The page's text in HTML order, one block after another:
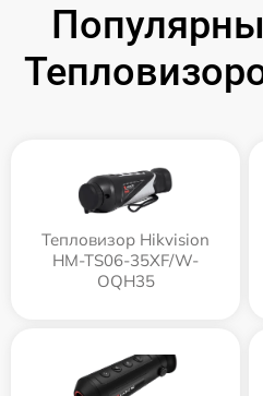
Тепловизор Hikvision
HM-TS06-35XF/W-
OQH35